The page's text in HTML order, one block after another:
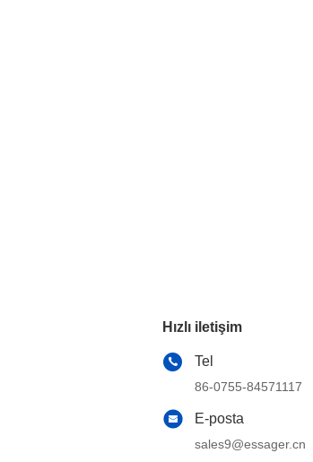
Hızlı iletişim
Tel
86-0755-84571117
E-posta
sales9@essager.cn